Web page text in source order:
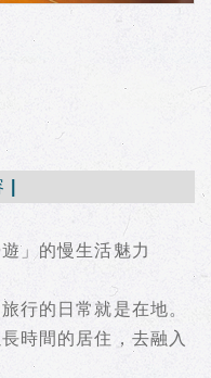
|
」的慢生活魅力
行的日常就是在地。
時間的居住，去融入